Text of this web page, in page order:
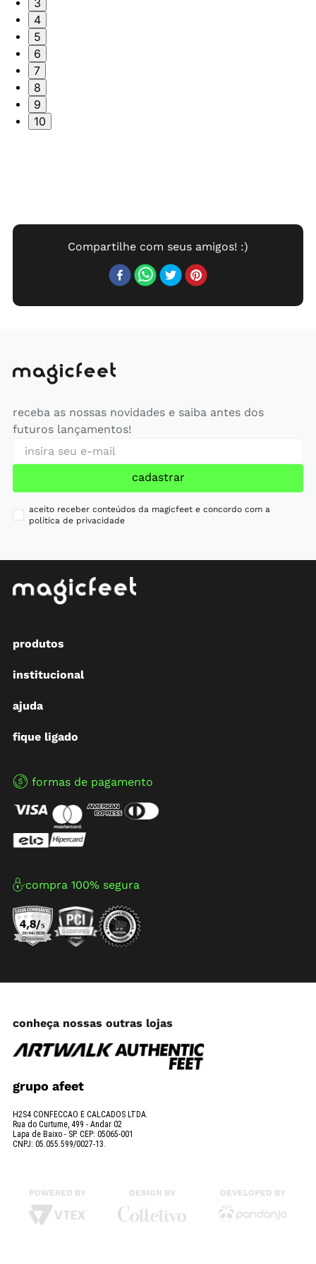
4
5
6
7
8
9
10
receba as nossas novidades e saiba antes dos
futuros lançamentos!
cadastrar
aceito receber conteúdos da magicfeet e concordo com a
política de privacidade
produtos
institucional
ajuda
fique ligado
formas de pagamento
compra 100% segura
conheça nossas outras lojas
grupo afeet
H2S4 CONFECCAO E CALCADOS LTDA.
Rua do Curtume, 499 - Andar 02
Lapa de Baixo - SP. CEP: 05065-001
CNPJ: 05.055.599/0027-13.
POWERED BY DESIGN BY DEVELOPED BY